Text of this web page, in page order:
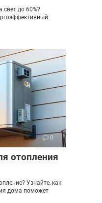
свет до 60%?
0
отопления
Узнайте, как
дома поможет